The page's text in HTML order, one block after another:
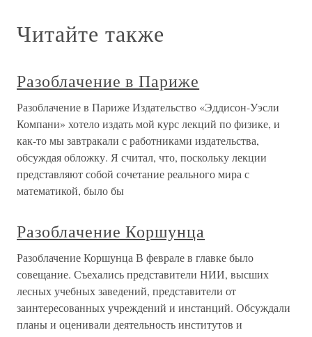
Читайте также
Разоблачение в Париже
Разоблачение в Париже Издательство «Эддисон-Уэсли
Компани» хотело издать мой курс лекций по физике, и
как-то мы завтракали с работниками издательства,
обсуждая обложку. Я считал, что, поскольку лекции
представляют собой сочетание реального мира с
математикой, было бы
Разоблачение Коршунца
Разоблачение Коршунца В феврале в главке было
совещание. Съехались представители НИИ, высших
лесных учебных заведений, представители от
заинтересованных учреждений и инстанций. Обсуждали
планы и оценивали деятельность институтов и